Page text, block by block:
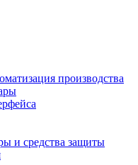
производства
и средства защиты